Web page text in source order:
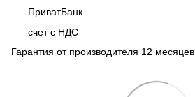
ПриватБанк
счет с НДС
Гарантия от производителя 12 месяцев